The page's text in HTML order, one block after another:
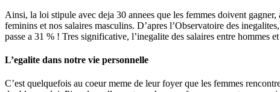
Ainsi, la loi stipule avec deja 30 annees que les femmes doivent
feminins et nos salaires masculins. D’apres l’Observatoire des
passe a 31 % ! Tres significative, l’inegalite des salaires entre hommes
L’egalite dans notre vie personnelle
C’est quelquefois au coeur meme de leur foyer que les femmes